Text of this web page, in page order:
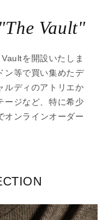
Vault"
を開設いたしま
ン等で買い集めたデ
ルディのアトリエか
ージなど、特に希少
オンラインオーダー